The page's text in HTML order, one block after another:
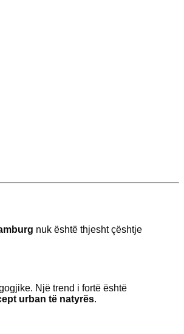
nuk është thjesht çështje
Një trend i fortë është
urban të natyrës.